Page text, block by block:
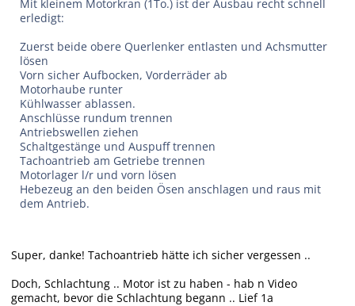
Mit kleinem Motorkran (1To.) ist der Ausbau recht schnell
erledigt:
Zuerst beide obere Querlenker entlasten und Achsmutter
lösen
Vorn sicher Aufbocken, Vorderräder ab
Motorhaube runter
Kühlwasser ablassen.
Anschlüsse rundum trennen
Antriebswellen ziehen
Schaltgestänge und Auspuff trennen
Tachoantrieb am Getriebe trennen
Motorlager l/r und vorn lösen
Hebezeug an den beiden Ösen anschlagen und raus mit
dem Antrieb.
Super, danke! Tachoantrieb hätte ich sicher vergessen ..
Doch, Schlachtung .. Motor ist zu haben - hab n Video
gemacht, bevor die Schlachtung begann .. Lief 1a